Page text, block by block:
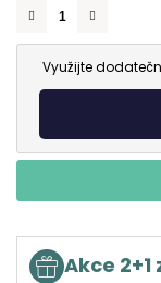
Využijte
Akce